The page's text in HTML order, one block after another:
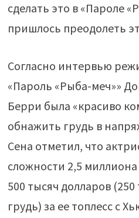
сделать это в «Пароле
пришлось преодолеть
Согласно интервью
«Пароль «Рыба-меч»»
Берри была «красиво
обнажить грудь в
Сена отметил, что
сложности 2,5
500 тысяч долларов
грудь) за ее топлесс с